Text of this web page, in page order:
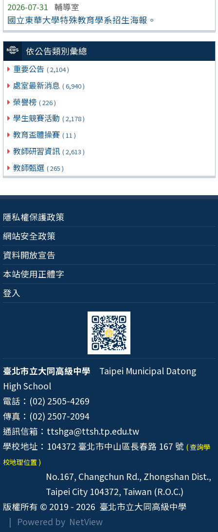
2026-07-31 輔導室
國立東華大學特殊教育學系招生海報。
依公告類別彙總
重要公告 ( 2,104 )
處室最新消息 ( 6,940 )
榮譽榜 ( 226 )
學生競賽活動 ( 2,178 )
教育盃體操賽 ( 11 )
教師研習資訊 ( 2,613 )
教師甄選 ( 265 )
隱私權保護政策
網站安全政策
資料開放宣告
本站使用正體字
登入
臺北市立大同高級中學 Taipei Municipal Datong
High School
電話：(02) 2505-4269
傳真：(02) 2507-2094
通訊信箱：ttshga@ttsh.tp.edu.tw
學校地址：104372 臺北市中山區長春路 167 號 ( 查詢學
校地理位置 )
No.167, Changchun Rd., Zhongshan Dist.,
Taipei City 104372, Taiwan (R.O.C.)
版權所有 © 2019 - 2026 臺北市立大同高級中學
| Powered by NetView